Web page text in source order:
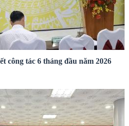
công tác 6 tháng đầu năm 2026